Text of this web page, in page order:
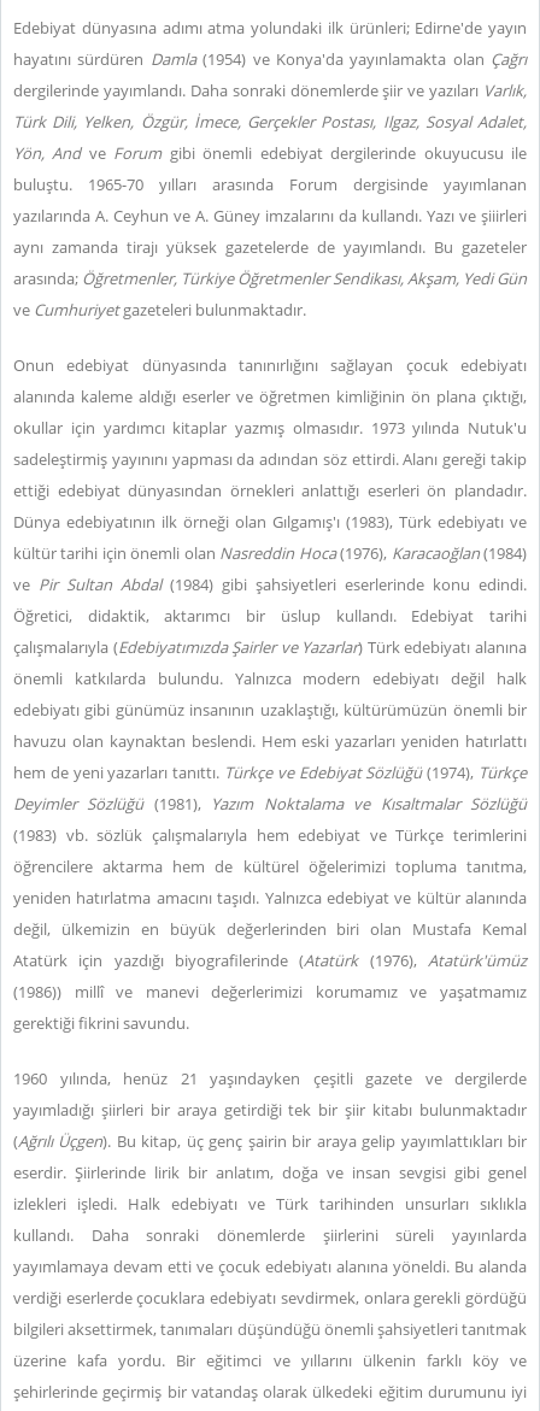
Edebiyat dünyasına adımı atma yolundaki ilk ürünleri; Edirne'de yayın
hayatını sürdüren Damla(1954) ve Konya'da yayınlamakta olan Çağrı
dergilerinde yayımlandı. Daha sonraki dönemlerde şiir ve yazıları Varlık,
Türk Dili, Yelken, Özgür, İmece, Gerçekler Postası, Ilgaz, Sosyal Adalet,
Yön, Andve Forumgibi önemli edebiyat dergilerinde okuyucusu ile
buluştu. 1965-70 yılları arasında Forum dergisinde yayımlanan
yazılarında A. Ceyhun ve A. Güney imzalarını da kullandı. Yazı ve şiiirleri
aynı zamanda tirajı yüksek gazetelerde de yayımlandı. Bu gazeteler
arasında; Öğretmenler, Türkiye Öğretmenler Sendikası, Akşam, Yedi Gün
ve Cumhuriyetgazeteleri bulunmaktadır.
Onun edebiyat dünyasında tanınırlığını sağlayan çocuk edebiyatı
alanında kaleme aldığı eserler ve öğretmen kimliğinin ön plana çıktığı,
okullar için yardımcı kitaplar yazmış olmasıdır. 1973 yılında Nutuk'u
sadeleştirmiş yayınını yapması da adından söz ettirdi. Alanı gereği takip
ettiği edebiyat dünyasından örnekleri anlattığı eserleri ön plandadır.
Dünya edebiyatının ilk örneği olan Gılgamış'ı (1983), Türk edebiyatı ve
kültür tarihi için önemli olan Nasreddin Hoca(1976), Karacaoğlan(1984)
ve Pir Sultan Abdal (1984) gibi şahsiyetleri eserlerinde konu edindi.
Öğretici, didaktik, aktarımcı bir üslup kullandı. Edebiyat tarihi
çalışmalarıyla (Edebiyatımızda Şairler ve Yazarlar) Türk edebiyatı alanına
önemli katkılarda bulundu. Yalnızca modern edebiyatı değil halk
edebiyatı gibi günümüz insanının uzaklaştığı, kültürümüzün önemli bir
havuzu olan kaynaktan beslendi. Hem eski yazarları yeniden hatırlattı
hem de yeni yazarları tanıttı. Türkçe ve Edebiyat Sözlüğü(1974), Türkçe
Deyimler Sözlüğü (1981), Yazım Noktalama ve Kısaltmalar Sözlüğü
(1983) vb. sözlük çalışmalarıyla hem edebiyat ve Türkçe terimlerini
öğrencilere aktarma hem de kültürel öğelerimizi topluma tanıtma,
yeniden hatırlatma amacını taşıdı. Yalnızca edebiyat ve kültür alanında
değil, ülkemizin en büyük değerlerinden biri olan Mustafa Kemal
Atatürk için yazdığı biyografilerinde (Atatürk(1976),Atatürk'ümüz
(1986)) millî ve manevi değerlerimizi korumamız ve yaşatmamız
gerektiği fikrini savundu.
1960 yılında, henüz 21 yaşındayken çeşitli gazete ve dergilerde
yayımladığı şiirleri bir araya getirdiği tek bir şiir kitabı bulunmaktadır
(Ağrılı Üçgen). Bu kitap, üç genç şairin bir araya gelip yayımlattıkları bir
eserdir. Şiirlerinde lirik bir anlatım, doğa ve insan sevgisi gibi genel
izlekleri işledi. Halk edebiyatı ve Türk tarihinden unsurları sıklıkla
kullandı. Daha sonraki dönemlerde şiirlerini süreli yayınlarda
yayımlamaya devam etti ve çocuk edebiyatı alanına yöneldi. Bu alanda
verdiği eserlerde çocuklara edebiyatı sevdirmek, onlara gerekli gördüğü
bilgileri aksettirmek, tanımaları düşündüğü önemli şahsiyetleri tanıtmak
üzerine kafa yordu. Bir eğitimci ve yıllarını ülkenin farklı köy ve
şehirlerinde geçirmiş bir vatandaş olarak ülkedeki eğitim durumunu iyi